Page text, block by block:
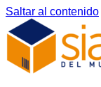
Saltar al contenido